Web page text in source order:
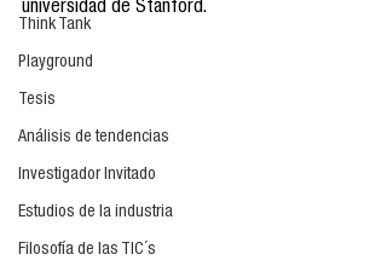
Think Tank
Playground
Tesis
Análisis de tendencias
Investigador Invitado
Estudios de la industria
Filosofía de las TIC´s
universidad de Stanford.